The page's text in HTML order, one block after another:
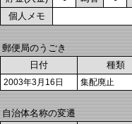
個人メモ
郵便局のうごき
日付
種類
2003年3月16日 集配廃止
自治体名称の変遷